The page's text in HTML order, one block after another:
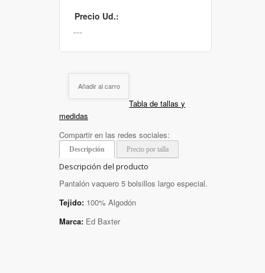
Precio Ud.:
Añadir al carro
Tabla de tallas y
medidas
Compartir en las redes sociales:
Descripción Precio por talla
Descripción del producto
Pantalón vaquero 5 bolsillos largo especial.
Tejido: 100% Algodón
Marca: Ed Baxter